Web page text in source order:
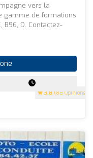
3.8 (88 Opinions)
vers la
gamme de formations
B96, D. Contactez-